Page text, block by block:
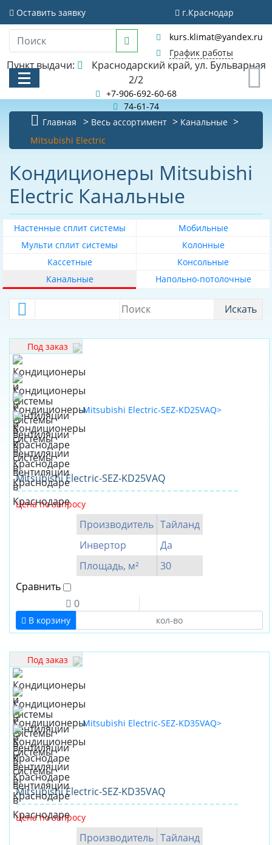
Оставить заявку г.Краснодар
kurs.klimat@yandex.ru
График работы
Пункт выдачи:
2/2
+7-906-692-60-68
74-61-74
КАТАЛОГ
АКЦИИ И РАСПРОДАЖИ
БИБЛИОТЕКА
НОВОСТИ
О КОМПАНИИ
ДОСТАВКА
ОПЛАТА
Главная Весь ассортимент
Канальные
Mitsubishi Electric
Кондиционеры Mitsubishi
Electric Канальные
Настенные сплит системы
Мобильные
Мульти сплит системы
Колонные
Кассетные
Консольные
Канальные
Напольно-потолочные
Фильтр
Очистить фильтр
Стоимость
Рекомендуемая
площадь
помещения
30
35
40
50
55
70
75
80
100
140
145
160
165
170
175
180
560
Инвертор
Да
Нет
Бренд
Akvilon
CENTEK
Electrolux
FUNAI
General
Climate
Hisense
IGC
Искать
Под заказ
Mitsubishi Electric-SEZ-KD25VAQ
Цена по запросу
Производитель Тайланд
Инвертор
Да
Площадь, м²
30
Сравнить
0
В корзину
Под заказ
Mitsubishi Electric-SEZ-KD35VAQ
Цена по запросу
Производитель Тайланд